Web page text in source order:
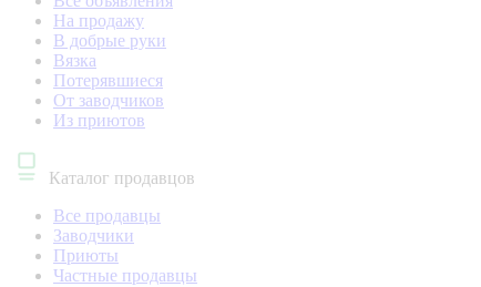
На продажу
В добрые руки
Вязка
Потерявшиеся
От заводчиков
Из приютов
Каталог продавцов
Все продавцы
Заводчики
Приюты
Частные продавцы